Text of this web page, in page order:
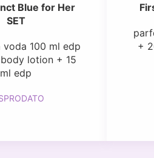
Blue for Her
SET
voda 100 ml edp
lotion + 15
ml edp
+